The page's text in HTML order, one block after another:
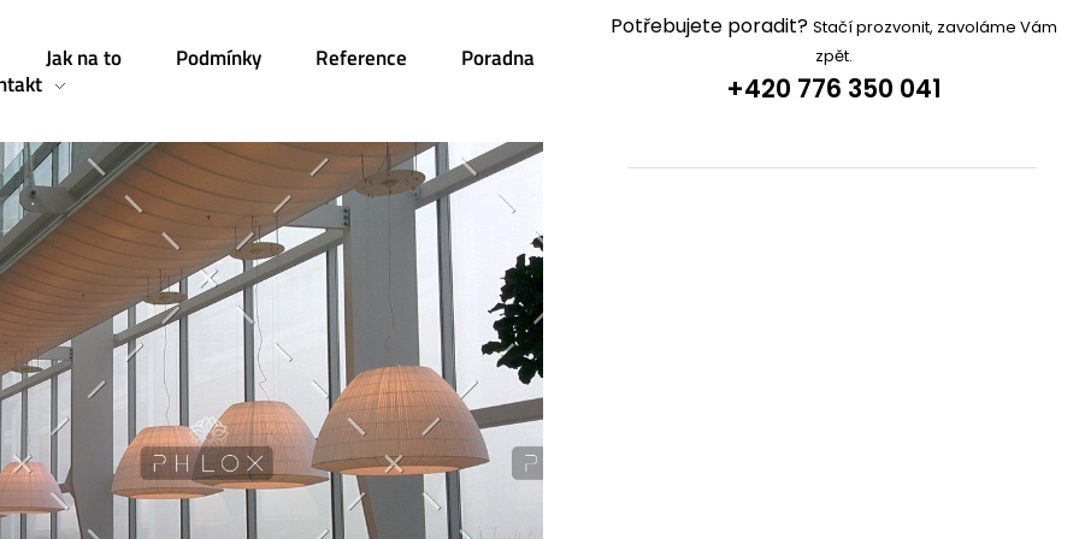
Jak na to Podmínky Reference
Poradna
Potřebujete poradit? Stačí prozvonit, zavoláme Vám
zpět.
+420 776 350 041